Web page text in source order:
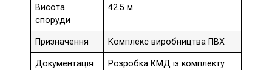
Висота
споруди
42.5 м
Призначення Комплекс виробництва ПВХ
Документація
Розробка КМД із комплекту